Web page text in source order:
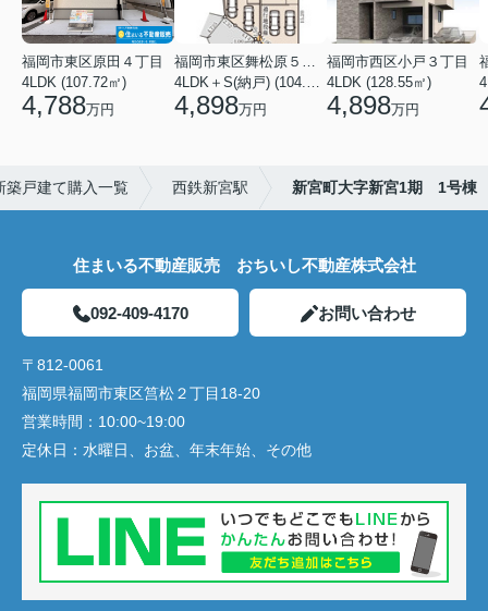
福岡市東区原田４丁目
4LDK (107.72㎡)
4,788万円 4,898万円
福岡市西区小戸３丁目
4LDK (128.55㎡)
4,898万円
築戸建て購入一覧 西鉄新宮駅 新宮町大字新宮1期 1号棟
住まいる不動産販売 おちいし不動産株式会社
092-409-4170 お問い合わせ
〒812-0061
福岡県福岡市東区筥松２丁目18-20
営業時間： 10:00~19:00
定休日： 水曜日、お盆、年末年始、その他